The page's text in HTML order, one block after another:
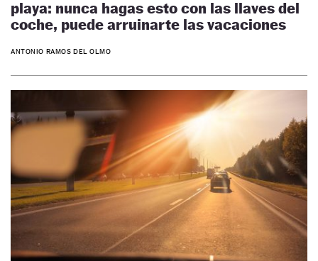
playa: nunca hagas esto con las llaves del
coche, puede arruinarte las vacaciones
ANTONIO RAMOS DEL OLMO